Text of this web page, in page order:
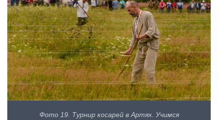
Фото 19. Турнир косарей в Артях. Учимся